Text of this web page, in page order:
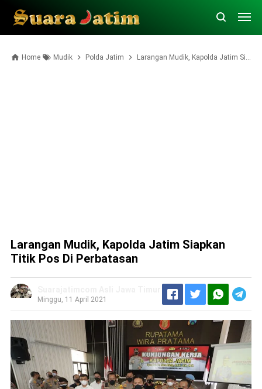
Home Mudik Polda Jatim Larangan Mudik, Kapolda Jatim Siapkan Titik Pos Di Perbatasan
Larangan Mudik, Kapolda Jatim Siapkan
Titik Pos Di Perbatasan
Minggu, 11 April 2021